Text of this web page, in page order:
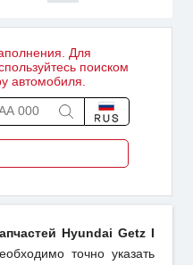
Для
поиском
автомобиля.
Hyundai Getz I
точно указать